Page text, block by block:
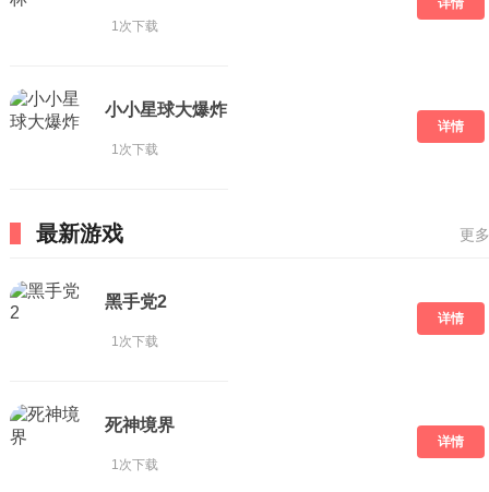
1次下载
详情
小小星球大爆炸
1次下载
详情
最新游戏 更
黑手党2
1次下载
详情
死神境界
1次下载
详情